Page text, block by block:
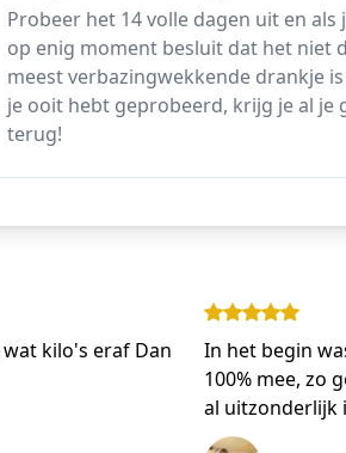
Probeer het 14 volle dagen uit en als
op enig moment besluit dat het niet
meest verbazingwekkende drankje
je ooit hebt geprobeerd, krijg je al je
terug!
kilo's eraf Dan
In het begin
100% mee, zo
al uitzonderlijk